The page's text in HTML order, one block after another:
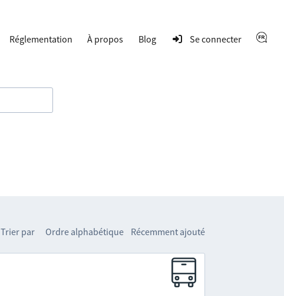
Réglementation À propos Blog Se connecter
Trier par Ordre alphabétique Récemment ajouté